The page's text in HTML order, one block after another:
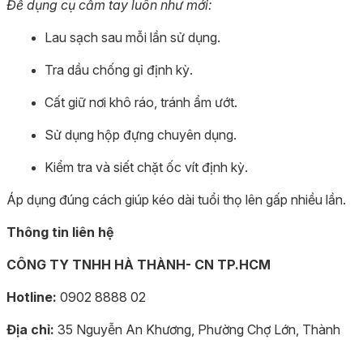
Để dụng cụ cầm tay luôn như mới:
Lau sạch sau mỗi lần sử dụng.
Tra dầu chống gỉ định kỳ.
Cất giữ nơi khô ráo, tránh ẩm ướt.
Sử dụng hộp đựng chuyên dụng.
Kiểm tra và siết chặt ốc vít định kỳ.
Áp dụng đúng cách giúp kéo dài tuổi thọ lên gấp nhiều lần.
Thông tin liên hệ
CÔNG TY TNHH HÀ THÀNH- CN TP.HCM
Hotline: 0902 8888 02
Địa chỉ: 35 Nguyễn An Khương, Phường Chợ Lớn, Thành